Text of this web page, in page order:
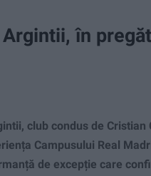
în
club condus de Cristian
Campusului Real
de excepție care